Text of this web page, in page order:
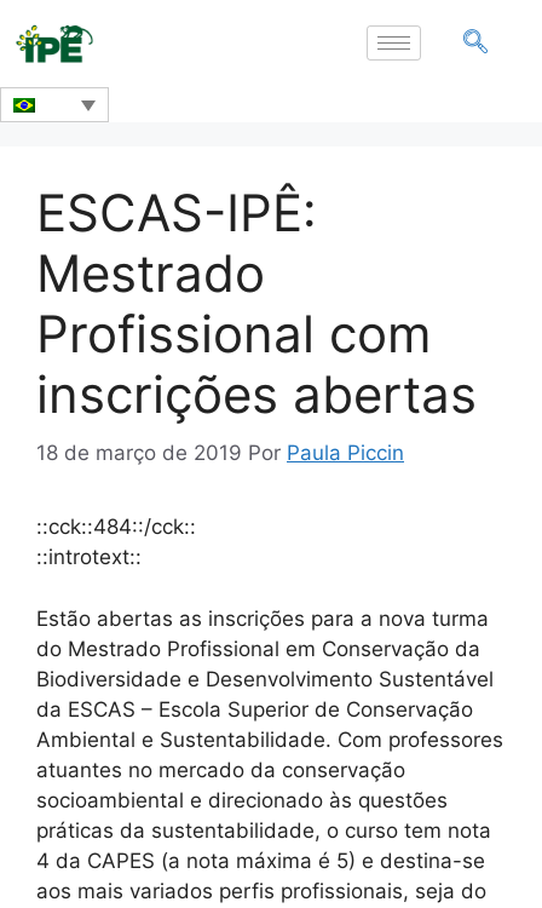
ESCAS-IPÊ:
Mestrado
Profissional com
inscrições abertas
18 de março de 2019 Por Paula Piccin
::cck::484::/cck::
::introtext::
Estão abertas as inscrições para a nova turma
do Mestrado Profissional em Conservação da
Biodiversidade e Desenvolvimento Sustentável
da ESCAS – Escola Superior de Conservação
Ambiental e Sustentabilidade. Com professores
atuantes no mercado da conservação
socioambiental e direcionado às questões
práticas da sustentabilidade, o curso tem nota
4 da CAPES (a nota máxima é 5) e destina-se
aos mais variados perfis profissionais, seja do